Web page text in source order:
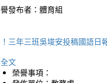
發布者：體育組
三年三班吳埈安投稿國語日
文
榮譽事項：